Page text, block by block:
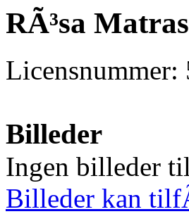
RÃ³sa
Billeder
Ingen billeder
Billeder kan